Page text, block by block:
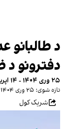
د طالبانو
دفترونو
۲۵ وری ۱۴۰۴ - ۱۴ اپریل ۲۰۲۵، ۱۲:۱۲ GMT+۱
تازه شوی: ۲۵ وری ۱۴۰۴ - ۱۴ اپریل ۲۰۲۵، ۲۱:۲۲ GMT+۱
شریک کول